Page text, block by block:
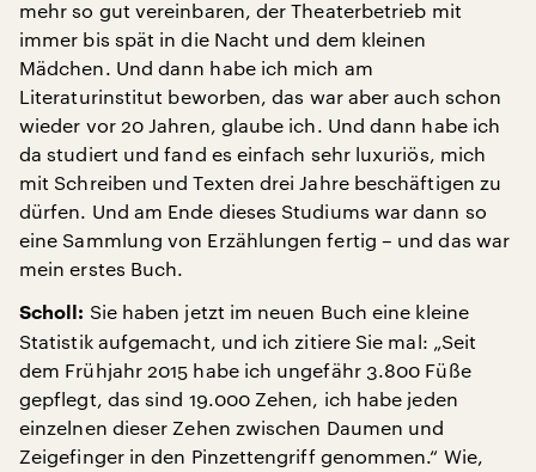
mehr so gut vereinbaren, der Theaterbetrieb mit
immer bis spät in die Nacht und dem kleinen
Mädchen. Und dann habe ich mich am
Literaturinstitut beworben, das war aber auch schon
wieder vor 20 Jahren, glaube ich. Und dann habe ich
da studiert und fand es einfach sehr luxuriös, mich
mit Schreiben und Texten drei Jahre beschäftigen zu
dürfen. Und am Ende dieses Studiums war dann so
eine Sammlung von Erzählungen fertig – und das war
mein erstes Buch.
Scholl: Sie haben jetzt im neuen Buch eine kleine
Statistik aufgemacht, und ich zitiere Sie mal: „Seit
dem Frühjahr 2015 habe ich ungefähr 3.800 Füße
gepflegt, das sind 19.000 Zehen, ich habe jeden
einzelnen dieser Zehen zwischen Daumen und
Zeigefinger in den Pinzettengriff genommen.“ Wie,